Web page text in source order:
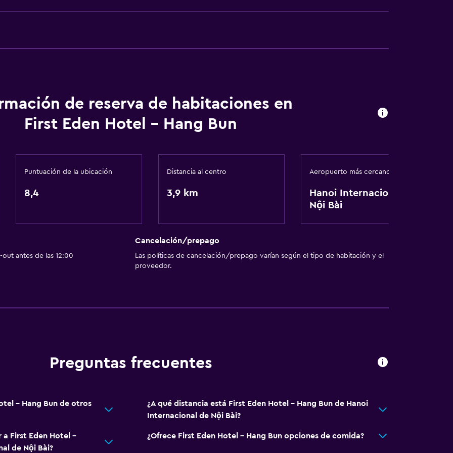
Vista a la ciudad
Albornoz
Gorro de baño
Baño pequeño adicional
Aseo
Ducha italiana
Accesibilidad y adecuación
Unidad accesible para personas en silla de ruedas
de reserva de habitaciones en
First Eden Hotel - Hang Bun
Puntuación de la ubicación
8,4
Distancia al centro
3,9 km
Aeropuerto más cercano
Hanoi Internacional de
Nội Bài
antes de las 12:00
Cancelación/prepago
Las políticas de cancelación/prepago varían según el tipo de habitación y el
proveedor.
Preguntas frecuentes
- Hang Bun de otros
¿A qué distancia está First Eden Hotel - Hang Bun de Hanoi
Internacional de Nội Bài?
a First Eden Hotel -
de Nội Bài?
¿Ofrece First Eden Hotel - Hang Bun opciones de comida?